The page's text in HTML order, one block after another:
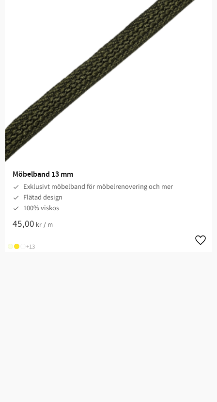
Möbelband 13 mm
Exklusivt möbelband för möbelrenovering och mer
Flätad design
100% viskos
45,00 kr / m
+13